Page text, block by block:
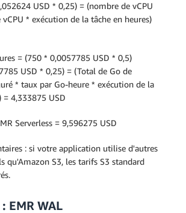
USD * 0,25) = (nombre de vCPU
* exécution de la tâche en heures)
= (750 * 0,0057785 USD * 0,5)
USD * 0,25) = (Total de Go de
* taux par Go-heure * exécution de la
= 4,333875 USD
Serverless = 9,596275 USD
: si votre application utilise d'autres
qu'Amazon S3, les tarifs S3 standard
EMR WAL